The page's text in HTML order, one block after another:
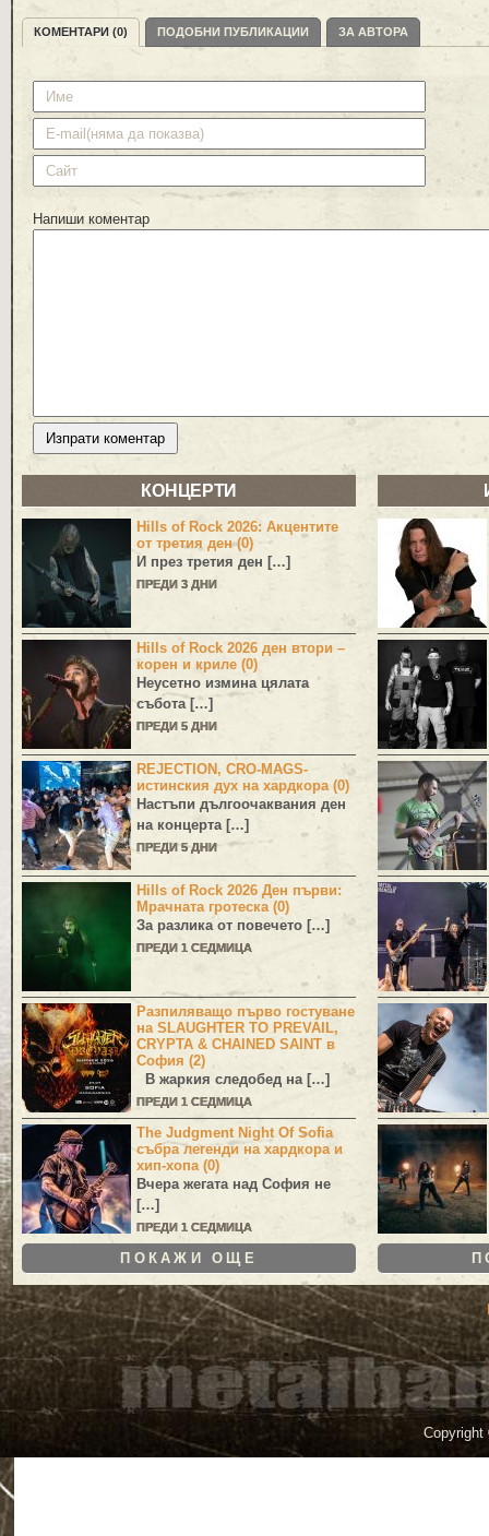
КОМЕНТАРИ (0) ПОДОБНИ ПУБЛИКАЦИИ ЗА АВТОРА
Напиши коментар
КОНЦЕРТИ
Hills of Rock 2026: Акцентите
от третия ден (0)
И през третия ден […]
ПРЕДИ 3 ДНИ
Hills of Rock 2026 ден втори –
корен и криле (0)
Неусетно измина цялата
събота […]
ПРЕДИ 5 ДНИ
REJECTION, CRO-MAGS-
истинския дух на хардкора (0)
Настъпи дългоочаквания ден
на концерта […]
ПРЕДИ 5 ДНИ
Hills of Rock 2026 Ден първи:
Мрачната гротеска (0)
За разлика от повечето […]
ПРЕДИ 1 СЕДМИЦА
Разпиляващо първо гостуване
на SLAUGHTER TO PREVAIL,
CRYPTA & CHAINED SAINT в
София (2)
В жаркия следобед на […]
ПРЕДИ 1 СЕДМИЦА
The Judgment Night Of Sofia
събра легенди на хардкора и
хип-хопа (0)
Вчера жегата над София не
[…]
ПРЕДИ 1 СЕДМИЦА
ПОКАЖИ ОЩЕ